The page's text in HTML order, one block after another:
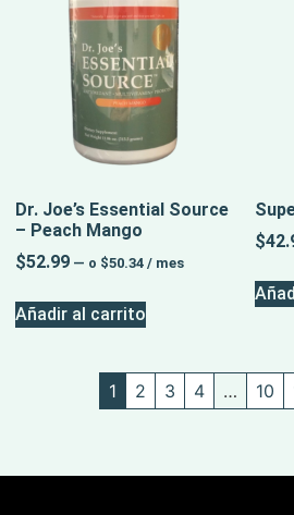
Dr. Joe’s Essential Source
– Peach Mango
$52.99 — o $50.34 / mes
Añadir al carrito
$
1 2 3 4 … 10